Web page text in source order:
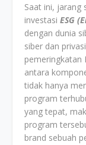
Saat ini, jarang
investasi ESG
dengan dunia
siber dan
pemeringkatan
antara
tidak hanya
program
yang tepat,
program
brand sebuah